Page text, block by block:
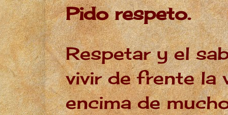
Pido respeto.
Respetar y el
vivir de frente la
encima de